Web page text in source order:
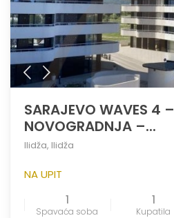
SARAJEVO WAVES 4 –
NOVOGRADNJA –...
Ilidža, Ilidža
NA UPIT
1
Spavaća soba
1
Kupatila